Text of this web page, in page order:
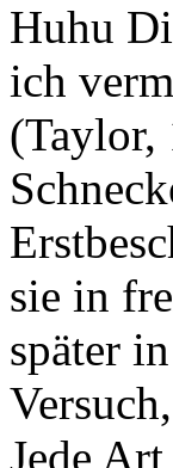
Huhu
ich
(Taylor,
sie in
später
Jede